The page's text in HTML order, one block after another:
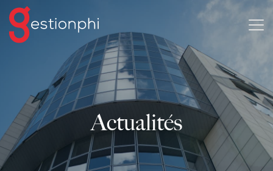
Actualités